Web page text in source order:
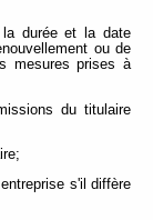
durée et la date
ou de
mesures prises à
du titulaire
s'il diffère